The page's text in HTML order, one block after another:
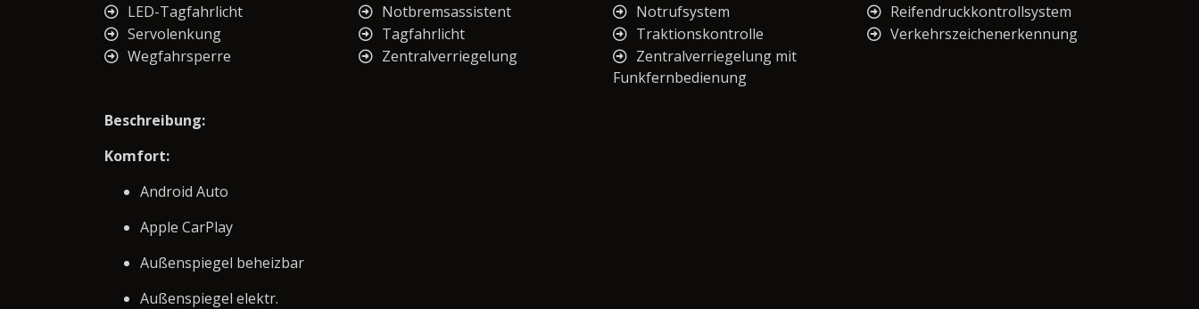
LED-Tagfahrlicht Notbremsassistent Notrufsystem
Reifendruckkontrollsystem
Servolenkung
Tagfahrlicht Traktionskontrolle
Verkehrszeichenerkennung
Wegfahrsperre
Zentralverriegelung
Zentralverriegelung mit
Funkfernbedienung
Beschreibung:
Komfort:
Android Auto
Apple CarPlay
Außenspiegel beheizbar
Außenspiegel elektr.